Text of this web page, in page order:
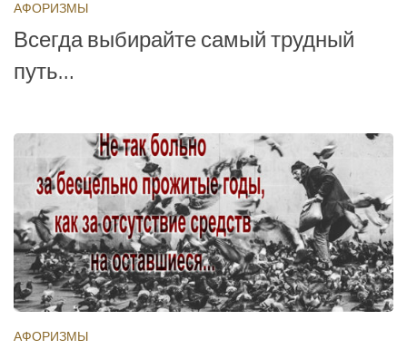
АФОРИЗМЫ
Всегда выбирайте самый трудный
путь…
АФОРИЗМЫ